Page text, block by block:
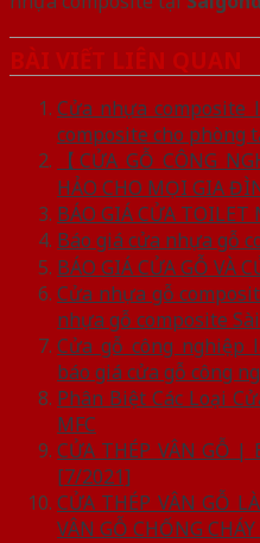
BÀI VIẾT LIÊN QUAN
Cửa nhựa composite
composite cho phòng
【CỬA GỖ CÔNG
HẢO CHO MỌI GIA
BÁO GIÁ CỬA
Báo giá cửa nhựa gỗ
BÁO GIÁ CỬA GỖ VÀ
Cửa nhựa gỗ
nhựa gỗ composite
Cửa gỗ công nghiệp
báo giá cửa gỗ công
Phân Biệt Các Loại
MFC
CỬA THÉP VÂN GỖ |
[7/2021]
CỬA THÉP VÂN GỖ
VÂN GỖ CHỐNG